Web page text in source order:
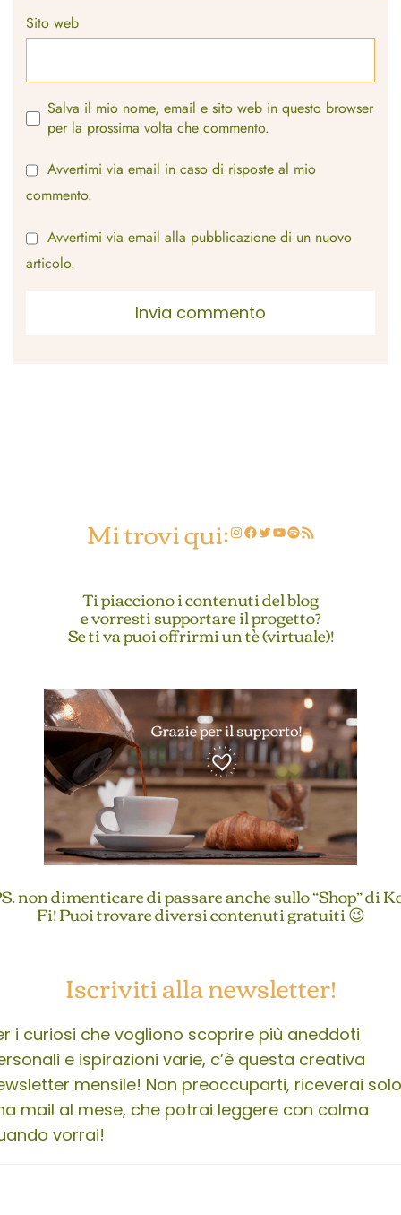
Sito web
Salva il mio nome, email e sito web in questo browser
per la prossima volta che commento.
Avvertimi via email in caso di risposte al mio
commento.
Avvertimi via email alla pubblicazione di un nuovo
articolo.
Mi trovi qui:InstagramFacebookTwitter YouTube Spotify Feed RSS
Ti piacciono i contenuti del blog
e vorresti supportare il progetto?
Se ti va puoi offrirmi un tè (virtuale)!
non dimenticare di passare anche sullo “Shop” di
Fi! Puoi trovare diversi contenuti gratuiti 😉
Iscriviti alla newsletter!
i curiosi che vogliono scoprire più aneddoti
e ispirazioni varie, c’è questa creativa
mensile! Non preoccuparti, riceverai solo
mail al mese, che potrai leggere con calma
vorrai!